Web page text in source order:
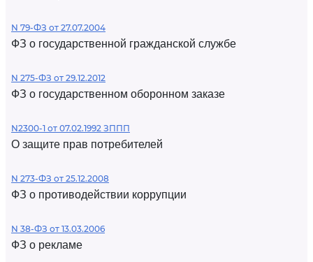
N 79-ФЗ от 27.07.2004
ФЗ о государственной гражданской службе
N 275-ФЗ от 29.12.2012
ФЗ о государственном оборонном заказе
N2300-1 от 07.02.1992 ЗППП
О защите прав потребителей
N 273-ФЗ от 25.12.2008
ФЗ о противодействии коррупции
N 38-ФЗ от 13.03.2006
ФЗ о рекламе